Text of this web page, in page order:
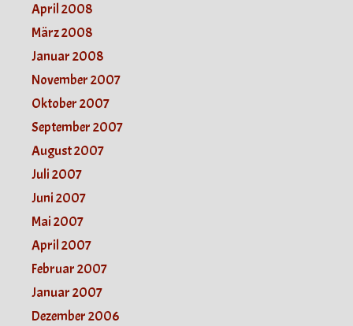
April 2008
März 2008
Januar 2008
November 2007
Oktober 2007
September 2007
August 2007
Juli 2007
Juni 2007
Mai 2007
April 2007
Februar 2007
Januar 2007
Dezember 2006